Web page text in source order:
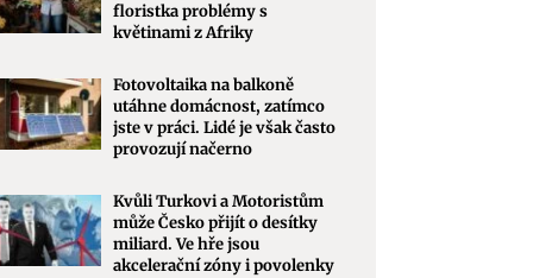
floristka problémy s
květinami z Afriky
Fotovoltaika na balkoně
utáhne domácnost, zatímco
jste v práci. Lidé je však často
provozují načerno
Kvůli Turkovi a Motoristům
může Česko přijít o desítky
miliard. Ve hře jsou
akcelerační zóny i povolenky